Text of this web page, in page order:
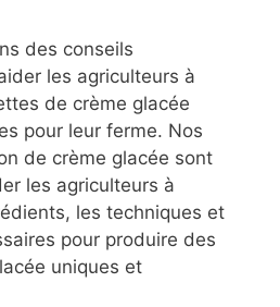
des conseils
les agriculteurs à
de crème glacée
pour leur ferme. Nos
de crème glacée sont
les agriculteurs à
les techniques et
pour produire des
uniques et